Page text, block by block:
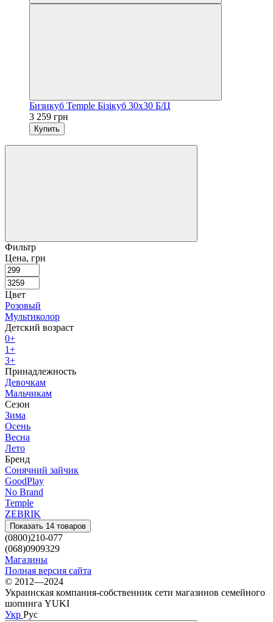
Бизикуб Temple Бізікуб 30х30 Б/Ц
3 259 грн
Купить
Фильтр
Цена, грн
Цвет
Розовый
Мультиколор
Детский возраст
0+
1+
3+
Принадлежность
Девочкам
Мальчикам
Сезон
Зима
Осень
Весна
Лето
Бренд
Сонячний зайчик
GoodPlay
No Brand
Temple
ZEBRIK
Показать 14 товаров
(0800)210-077
(068)0909329
Магазины
Полная версия сайта
© 2012—2024
Украинская компания-собственник сети магазинов семейного
шопинга YUKI
Укр Рус